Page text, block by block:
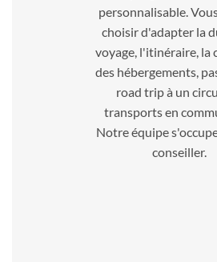
personnalisable.
choisir d'adapter la
voyage, l'itinéraire, la
des hébergements,
road trip à un
transports en
Notre équipe
conseiller.